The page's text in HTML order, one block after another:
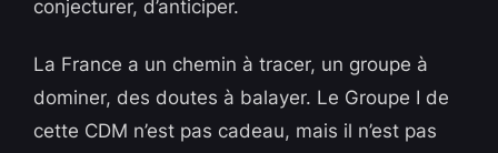
conjecturer, d’anticiper.
La France a un chemin à tracer, un groupe à
dominer, des doutes à balayer. Le Groupe I de
cette CDM n’est pas cadeau, mais il n’est pas